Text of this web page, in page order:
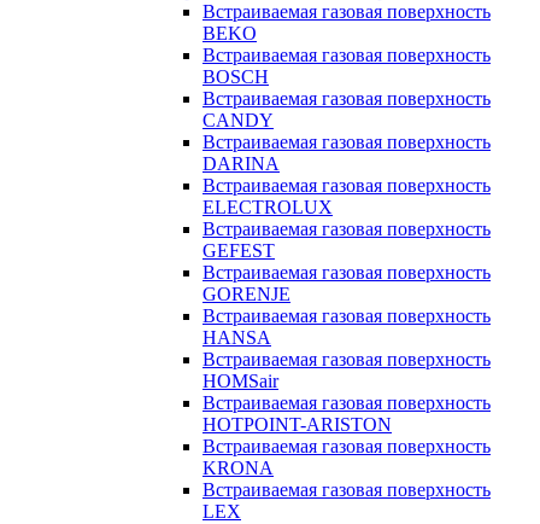
Встраиваемая газовая поверхность
BEKO
Встраиваемая газовая поверхность
BOSCH
Встраиваемая газовая поверхность
CANDY
Встраиваемая газовая поверхность
DARINA
Встраиваемая газовая поверхность
ELECTROLUX
Встраиваемая газовая поверхность
GEFEST
Встраиваемая газовая поверхность
GORENJE
Встраиваемая газовая поверхность
HANSA
Встраиваемая газовая поверхность
HOMSair
Встраиваемая газовая поверхность
HOTPOINT-ARISTON
Встраиваемая газовая поверхность
KRONA
Встраиваемая газовая поверхность
LEX